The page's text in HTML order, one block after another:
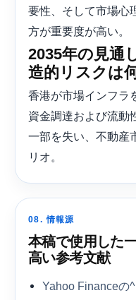
要性、そして市場心
方が重要度が高い。
2035年の見通
造的リスクは
香港が市場インフラ
資金調達および流動
一部を失い、不動産
リオ。
08. 情報源
本稿で使用した
高い参考文献
Yahoo Financeの